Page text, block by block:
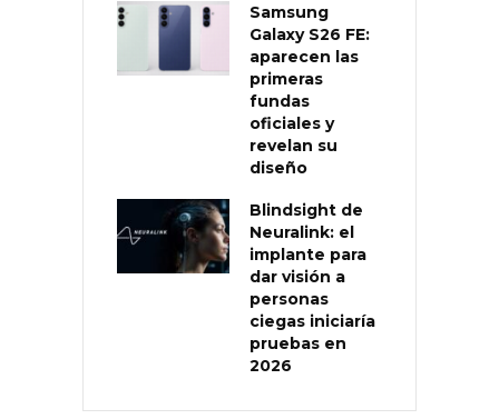
Samsung
Galaxy S26 FE:
aparecen las
primeras
fundas
oficiales y
revelan su
diseño
Blindsight de
Neuralink: el
implante para
dar visión a
personas
ciegas iniciaría
pruebas en
2026